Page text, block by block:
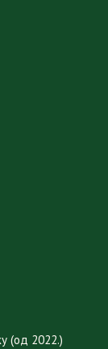
(од 2022.)